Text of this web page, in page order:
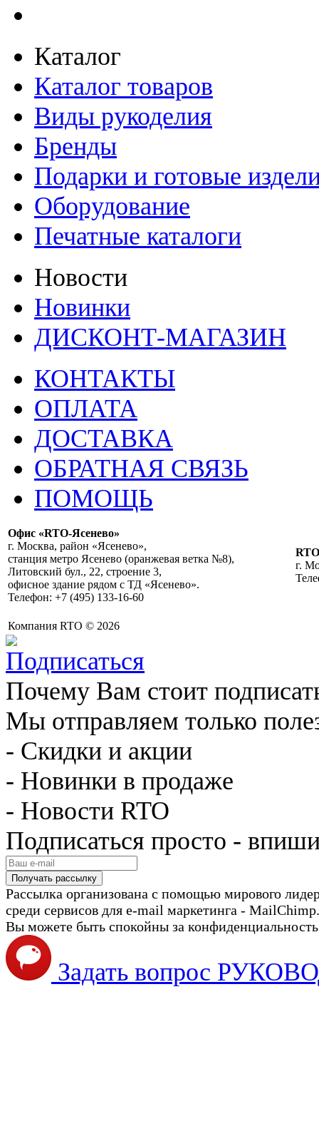
Каталог
Каталог товаров
Виды рукоделия
Бренды
Подарки и готовые
Оборудование
Печатные каталоги
Новости
Новинки
ДИСКОНТ-МАГАЗИН
КОНТАКТЫ
ОПЛАТА
ДОСТАВКА
ОБРАТНАЯ СВЯЗЬ
ПОМОЩЬ
Офис «RTO-Ясенево»
г. Москва, район «Ясенево»,
станция метро Ясенево (оранжевая ветка №8),
Литовский бул., 22, строение 3,
офисное здание рядом с ТД «Ясенево».
Телефон: +7 (495) 133-16-60
г.
Компания RTO © 2026
Почему Вам стоит
Мы отправляем только
- Скидки и акции
- Новинки в продаже
- Новости RTO
Подписаться просто -
Рассылка организована с помощью мирового
среди сервисов для e-mail маркетинга - MailChimp.
Вы можете быть спокойны за
Задать вопрос